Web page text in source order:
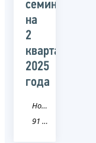
семинарах
на
2
квартал
2025
года
Новость
91 Республика Крым